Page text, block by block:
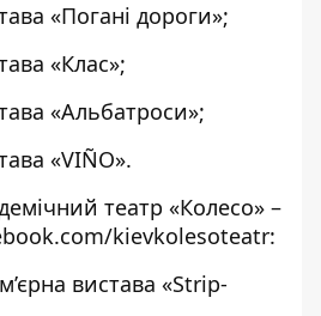
«Погані дороги»;
«Клас»;
«Альбатроси»;
«VIÑO».
театр «Колесо» –
kievkolesoteatr:
вистава «Strip-